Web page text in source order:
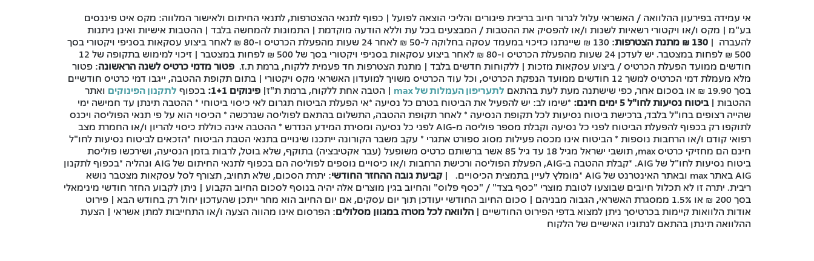
אי עמידה בפירעון ההלוואה / האשראי עלול לגרור חיוב בריבית פיגורים והליכי הוצאה לפועל | כפוף לתנאי ההצטרפות, לתנאי החיתום ולאישור המלווה: מקס איט פיננסים
בע"מ | מקס ו/או ויקטורי רשאיות לשנות ו/או להפסיק את ההטבות / המבצעים בכל עת וללא הודעה מוקדמת | התמונות להמחשה בלבד | ההטבות אישיות ואינן ניתנות
להעברה | 130 ₪ מתנת הצטרפות
: 130 ₪ שיינתנו כזיכוי במעמד עסקה בחלוקה ל-50 ₪ לאחר 24 שעות מהפעלת הכרטיס ו-80 ₪ לאחר ביצוע עסקאות בסניפי ויקטורי בסך
500 ₪ לפחות במצטבר. יש לעדכן 24 שעות מהפעלת הכרטיס ו-80 ₪ לאחר ביצוע עסקאות בסניפי ויקטורי בסך של 500 ₪ לפחות במצטבר | זיכוי למימוש בתקופה של 12
חודשים ממועד הפעלת הכרטיס / ביצוע עסקאות מזכות | ללקוחות חדשים בלבד | מתנת הצטרפות חד פעמית ללקוח, ברמת ת.ז. פטור מדמי כרטיס לשנה הראשונה: פטור
מלא מעמלת דמי הכרטיס למשך 12 חודשים ממועד הנפקת הכרטיס, וכל עוד הכרטיס משויך למועדון האשראי מקס ויקטורי | בתום תקופת ההטבה, ייגבו דמי כרטיס חודשיים
בסך 19.90 ₪ או בסכום אחר, כפי שישתנה מעת לעת בהתאם
לתעריפון העמלות של max | הטבה אחת ללקוח, ברמת ת"ז| פינוקים 1+1: בכפוף לתקנון הפינוקים ואתר
ההטבות | ביטוח נסיעות לחו"ל 5 ימים חינם:
*שימו לב: יש להפעיל את הביטוח בטרם כל נסיעה *אי הפעלת הביטוח תגרום לאי כיסוי ביטוחי * ההטבה תינתן עד חמישה ימי
שהייה רצופים בחו"ל בלבד, ברכישת ביטוח נסיעות לכל תקופת הנסיעה * לאחר תקופת ההטבה, התשלום בהתאם לפוליסה שנרכשה * הכיסוי הוא על פי תנאי הפוליסה ויכנס
לתוקפו רק בכפוף להפעלת הביטוח לפני כל נסיעה וקבלת מספר פוליסה מ-AIG לפני כל נסיעה ומסירת המידע הנדרש * ההטבה אינה כוללת כיסוי להריון ו/או החמרת מצב
רפואי קודם ו/או הרחבות נוספות * הביטוח אינו מכסה פעילות מסוג ספורט אתגרי * עקב משבר הקורונה ייתכנו שינויים בתנאי הטבת הביטוח *הזכאים לביטוח נסיעות לחו"ל
חינם הם מחזיקי כרטיס max, תושבי ישראל מגיל 18 עד גיל 85 אשר ברשותם כרטיס משופעל (עבר אקטיבציה) בתוקף, שלא בוטל, לרבות בזמן הנסיעה, ושירכשו פוליסת
ביטוח נסיעות לחו"ל של AIG. *קבלת ההטבה ב-AIG, הפעלת הפוליסה ורכישת הרחבות ו/או כיסויים נוספים לפוליסה הם בכפוף לתנאי החיתום של AIG ונהליה *בכפוף לתקנון
AIG באתר max ובאתר האינטרנט של AIG *מומלץ לעיין בתמצית הכיסויים. |
קביעת גובה ההחזר החודשי: יתרת הסכום, שלא תחויב, תצורף לסל עסקאות מצטבר נושא
ריבית. יתרה זו לא תכלול חיובים שבוצעו לטובת מוצרי "כסף בצד" / "כסף פלוס" והחיוב בגין מוצרים אלה יהיה בנוסף לסכום החיוב הקבוע | ניתן לקבוע החזר חודשי מינימאלי
בסך 200 ₪ או 1.5% ממסגרת האשראי, הגבוה מבניהם | סכום החיוב החודשי יעודכן תוך יום עסקים, אם יום החיוב הוא מחר ייתכן שהעדכון יחול רק בחודש הבא | פירוט
אודות הלוואות קיימות בכרטיסך ניתן למצוא בדפי הפירוט החודשיים | הלוואה לכל מטרה במגוון מסלולים: הפרסום אינו מהווה הצעה ו/או התחייבות למתן אשראי | הצעת
ההלוואה תינתן בהתאם לנתוניו האישיים של הלקוח